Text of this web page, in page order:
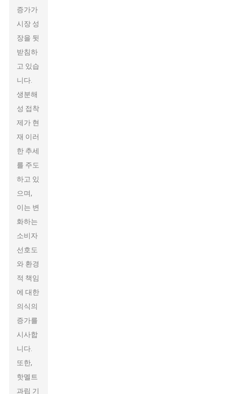
증가가
시장 성
장을 뒷
받침하
고 있습
니다.
생분해
성 접착
제가 현
재 이러
한 추세
를 주도
하고 있
으며,
이는 변
화하는
소비자
선호도
와 환경
적 책임
에 대한
의식의
증가를
시사합
니다.
또한,
핫멜트
과립 기